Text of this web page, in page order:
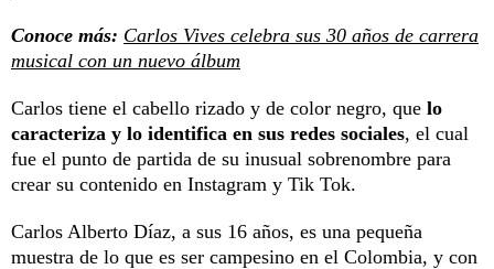
Conoce más: Carlos Vives celebra sus 30 años de carrera
musical con un nuevo álbum
Carlos tiene el cabello rizado y de color negro, que lo
caracteriza y lo identifica en sus redes sociales, el cual
fue el punto de partida de su inusual sobrenombre para
crear su contenido en Instagram y Tik Tok.
Carlos Alberto Díaz, a sus 16 años, es una pequeña
muestra de lo que es ser campesino en el Colombia, y con